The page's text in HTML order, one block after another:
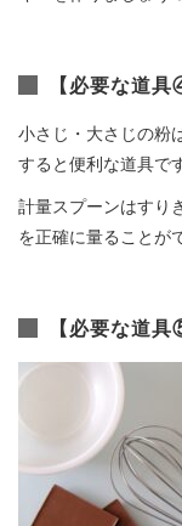
【必要な道
小さじ・大さじの粉
すると便利な道具で
計量スプーンはすり
を正確に量ることが
【必要な道